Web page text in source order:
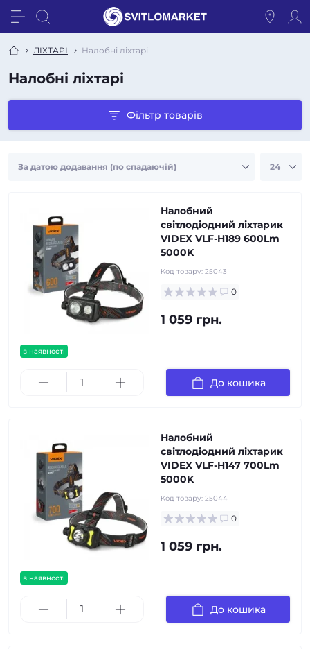
ЛІХТАРІ Налобні ліхтарі
Налобні ліхтарі
Фільтр товарів
в наявності
Налобний
світлодіодний ліхтарик
VIDEX VLF-H189 600Lm
5000K
Код товару: 25043
0
1 059 грн.
До кошика
в наявності
Налобний
світлодіодний ліхтарик
VIDEX VLF-H147 700Lm
5000K
Код товару: 25044
0
1 059 грн.
До кошика